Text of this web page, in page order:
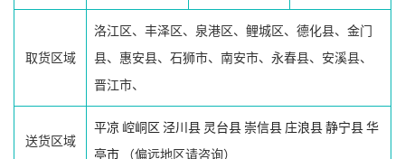
取货区域
洛江区、丰泽区、泉港区、鲤城区、德化县、金门
县、惠安县、石狮市、南安市、永春县、安溪县、
晋江市、
送货区域
平凉 崆峒区 泾川县 灵台县 崇信县 庄浪县静宁县华
亭市 （偏远地区请咨询）